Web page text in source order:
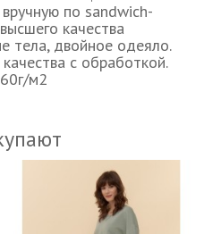
по sandwich-
качества
тела, двойное одеяло.
с обработкой.
м2